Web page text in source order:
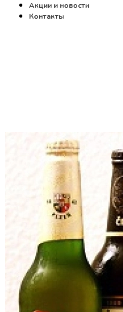
Акции и новости
Контакты